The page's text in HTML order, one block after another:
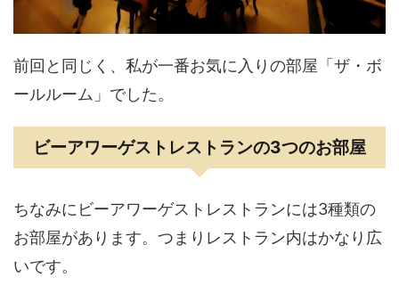
前回と同じく、私が一番お気に入りの部屋「ザ・ボ
ールルーム」でした。
ビーアワーゲストレストランの3つのお部屋
ちなみにビーアワーゲストレストランには3種類の
お部屋があります。つまりレストラン内はかなり広
いです。